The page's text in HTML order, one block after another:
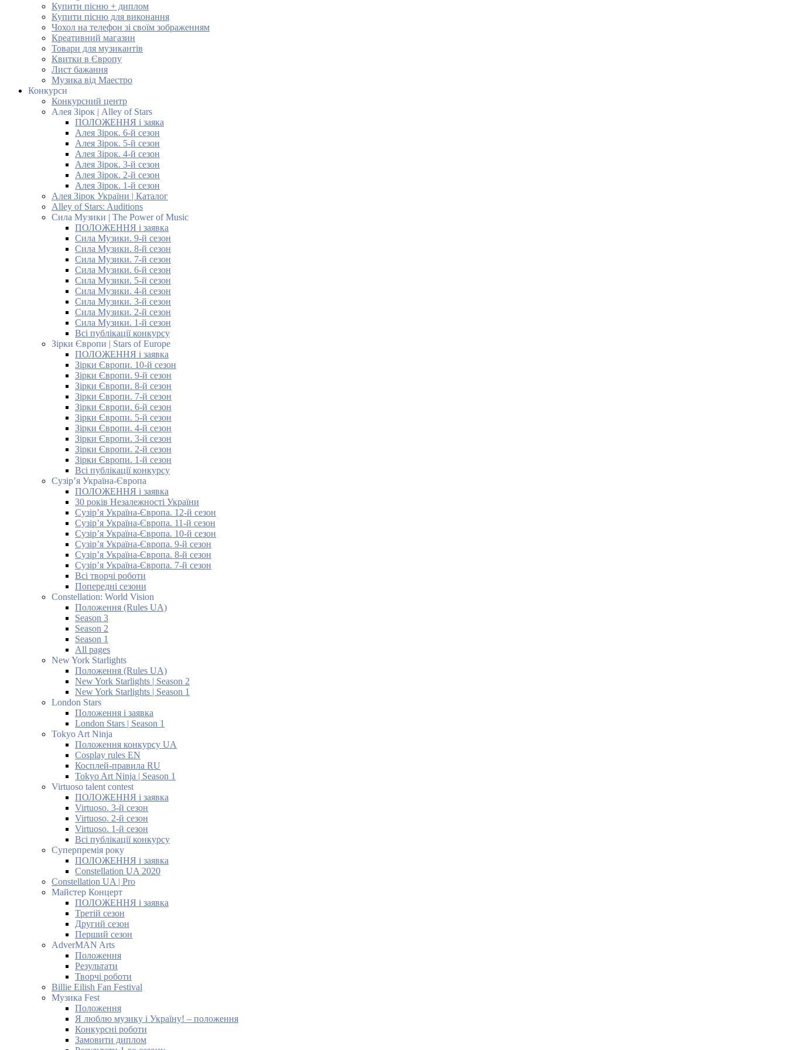
Купити пісню + диплом
Купити пісню для виконання
Чохол на телефон зі своїм зображенням
Креативний магазин
Товари для музикантів
Квитки в Європу
Лист бажання
Музика від Маестро
Конкурси
Конкурсний центр
Алея Зірок | Alley of Stars
ПОЛОЖЕННЯ і заяка
Алея Зірок. 6-й сезон
Алея Зірок. 5-й сезон
Алея Зірок. 4-й сезон
Алея Зірок. 3-й сезон
Алея Зірок. 2-й сезон
Алея Зірок. 1-й сезон
Алея Зірок України | Каталог
Alley of Stars: Auditions
Сила Музики | The Power of Music
ПОЛОЖЕННЯ і заявка
Сила Музики. 9-й сезон
Сила Музики. 8-й сезон
Сила Музики. 7-й сезон
Сила Музики. 6-й сезон
Сила Музики. 5-й сезон
Сила Музики. 4-й сезон
Сила Музики. 3-й сезон
Сила Музики. 2-й сезон
Сила Музики. 1-й сезон
Всі публікації конкурсу
Зірки Європи | Stars of Europe
ПОЛОЖЕННЯ і заявка
Зірки Європи. 10-й сезон
Зірки Європи. 9-й сезон
Зірки Європи. 8-й сезон
Зірки Європи. 7-й сезон
Зірки Європи. 6-й сезон
Зірки Європи. 5-й сезон
Зірки Європи. 4-й сезон
Зірки Європи. 3-й сезон
Зірки Європи. 2-й сезон
Зірки Європи. 1-й сезон
Всі публікації конкурсу
Сузір’я Україна-Європа
ПОЛОЖЕННЯ і заявка
30 років Незалежності України
Сузір’я Україна-Європа. 12-й сезон
Сузір’я Україна-Європа. 11-й сезон
Сузір’я Україна-Європа. 10-й сезон
Сузір’я Україна-Європа. 9-й сезон
Сузір’я Україна-Європа. 8-й сезон
Сузір’я Україна-Європа. 7-й сезон
Всі творчі роботи
Попередні сезони
Constellation: World Vision
Положення (Rules UA)
Season 3
Season 2
Season 1
All pages
New York Starlights
Положення (Rules UA)
New York Starlights | Season 2
New York Starlights | Season 1
London Stars
Положення і заявка
London Stars | Season 1
Tokyo Art Ninja
Положення конкурсу UA
Cosplay rules EN
Косплей-правила RU
Tokyo Art Ninja | Season 1
Virtuoso talent contest
ПОЛОЖЕННЯ і заявка
Virtuoso. 3-й сезон
Virtuoso. 2-й сезон
Virtuoso. 1-й сезон
Всі публікації конкурсу
Суперпремія року
ПОЛОЖЕННЯ і заявка
Constellation UA 2020
Constellation UA | Pro
Майстер Концерт
ПОЛОЖЕННЯ і заявка
Третій сезон
Другий сезон
Перший сезон
AdverMAN Arts
Положення
Результати
Творчі роботи
Billie Eilish Fan Festival
Музика Fest
Положення
Я люблю музику і Україну! – положення
Конкурсні роботи
Замовити диплом